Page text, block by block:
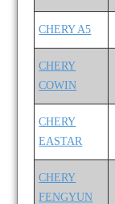
CHERY A5
CHERY
COWIN
CHERY
EASTAR
CHERY
FENGYUN